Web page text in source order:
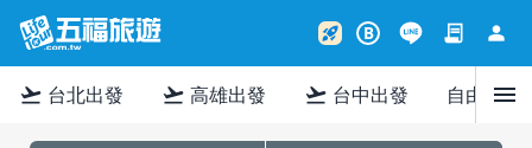
rocket_launch B contract person
flight_takeoff 台北出發 flight_takeoff 高雄出發 flight_takeoff 台中出發 自由行menu